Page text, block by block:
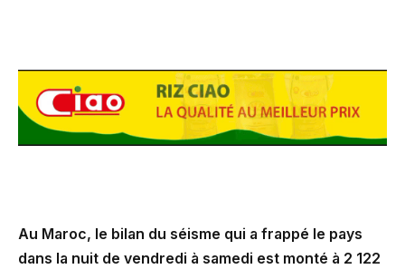
Au Maroc, le bilan du séisme qui a frappé le pays
dans la nuit de vendredi à samedi est monté à 2 122